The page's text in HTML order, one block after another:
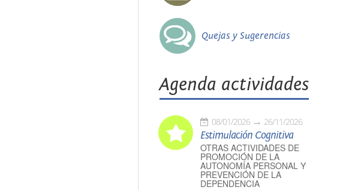
Quejas y Sugerencias
Agenda actividades
08/01/2026 26/11/2026
Estimulación Cognitiva
OTRAS ACTIVIDADES DE
PROMOCIÓN DE LA
AUTONOMÍA PERSONAL Y
PREVENCIÓN DE LA
DEPENDENCIA